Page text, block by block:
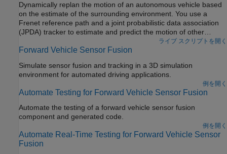
Dynamically replan the motion of an autonomous vehicle based
on the estimate of the surrounding environment. You use a
Frenet reference path and a joint probabilistic data association
(JPDA) tracker to estimate and predict the motion of other
vehicles on the highway. Compared to the Highway Trajectory
Planning Using Frenet Reference Path (Navigation Toolbox)
object tracker in this example instead of ground truth for motion
planning.
ライブ スクリプトを開く
Forward Vehicle Sensor Fusion
Simulate sensor fusion and tracking in a 3D simulation
environment for automated driving applications.
例を開く
Automate Testing for Forward Vehicle Sensor Fusion
Automate the testing of a forward vehicle sensor fusion
component and generated code.
例を開く
Automate Real-Time Testing for Forward Vehicle Sensor
Fusion